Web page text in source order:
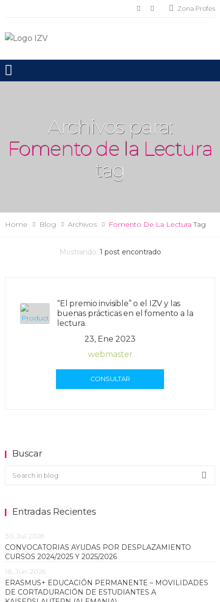
Zona Profes
Toggle mobile menu
Archivos para:
Fomento de la Lectura
tag
Home Blog Archivos Fomento De La Lectura Tag
Mostrando: 1 post encontrado
“El premio invisible” o el IZV y las
buenas prácticas en el fomento a la
lectura.
23, Ene 2023
webmaster
CONSULTAR
Buscar
Buscar en el blog
Entradas Recientes
30, Jul 2026
CONVOCATORIAS AYUDAS POR DESPLAZAMIENTO
CURSOS 2024/2025 Y 2025/2026
18, Jun 2026
ERASMUS+ EDUCACIÓN PERMANENTE – MOVILIDADES
DE CORTADURACIÓN DE ESTUDIANTES A